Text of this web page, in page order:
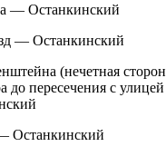
— Останкинский
— Останкинский
(нечетная
до пересечения с
Останкинский